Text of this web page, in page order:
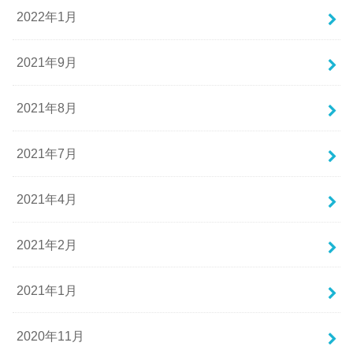
2022年1月
2021年9月
2021年8月
2021年7月
2021年4月
2021年2月
2021年1月
2020年11月